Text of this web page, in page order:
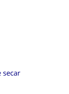
secar